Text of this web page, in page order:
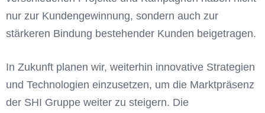
nur zur Kundengewinnung, sondern auch zur
stärkeren Bindung bestehender Kunden beigetragen.
In Zukunft planen wir, weiterhin innovative Strategien
und Technologien einzusetzen, um die Marktpräsenz
der SHI Gruppe weiter zu steigern. Die